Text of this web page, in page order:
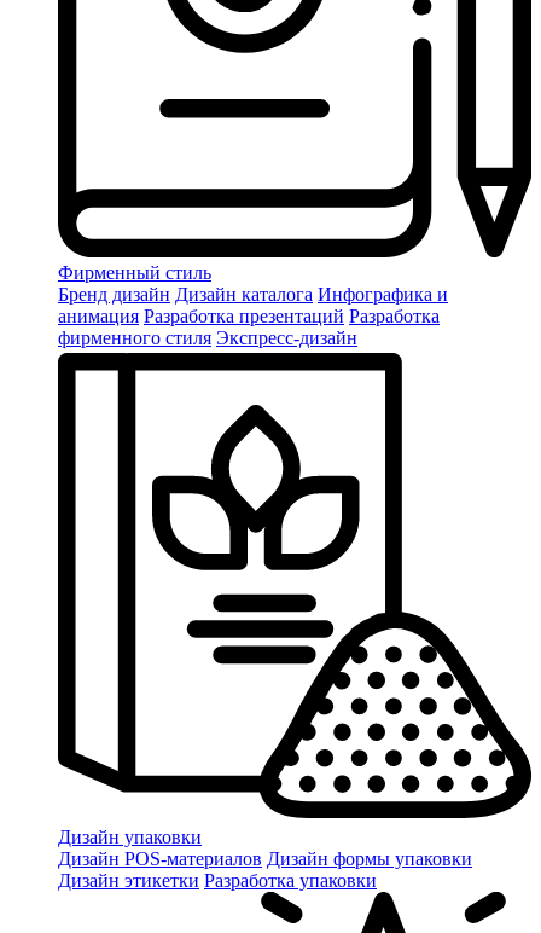
Фирменный стиль
Бренд дизайн Дизайн каталога Инфографика и
анимация Разработка презентаций Разработка
фирменного стиля Экспресс-дизайн
Дизайн упаковки
Дизайн POS-материалов Дизайн формы упаковки
Дизайн этикетки Разработка упаковки